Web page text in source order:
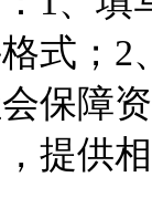
式 ；
保障
提供